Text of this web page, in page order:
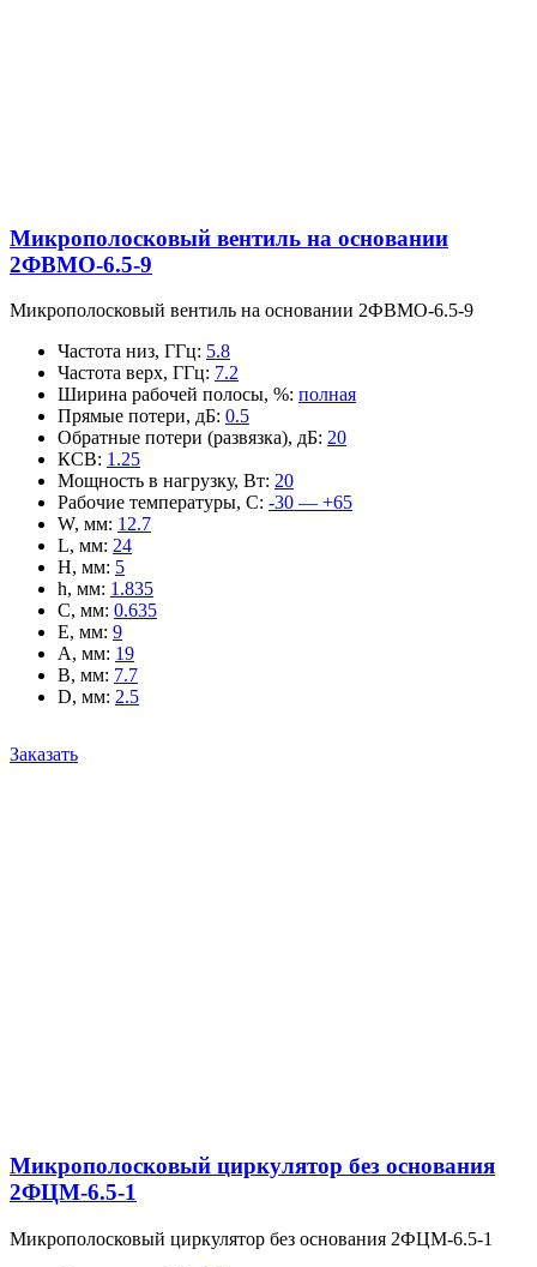
Микрополосковый вентиль на основании
2ФВМO-6.5-9
Микрополосковый вентиль на основании 2ФВМO-6.5-9
Частота низ, ГГц: 5.8
Частота верх, ГГц: 7.2
Ширина рабочей полосы, %: полная
Прямые потери, дБ: 0.5
Обратные потери (развязка), дБ: 20
КСВ: 1.25
Мощность в нагрузку, Вт: 20
Рабочие температуры, С: -30 — +65
W, мм: 12.7
L, мм: 24
H, мм: 5
h, мм: 1.835
C, мм: 0.635
E, мм: 9
A, мм: 19
B, мм: 7.7
D, мм: 2.5
Заказать
Микрополосковый циркулятор без основания
2ФЦМ-6.5-1
Микрополосковый циркулятор без основания 2ФЦМ-6.5-1